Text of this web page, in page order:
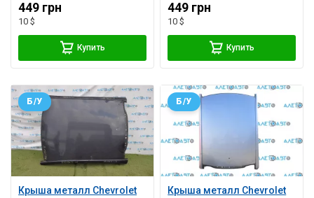
449 грн
10 $
Купить
449 грн
10 $
Купить
Крыша металл Chevrolet
Б/У
Крыша металл Chevrolet
Б/У